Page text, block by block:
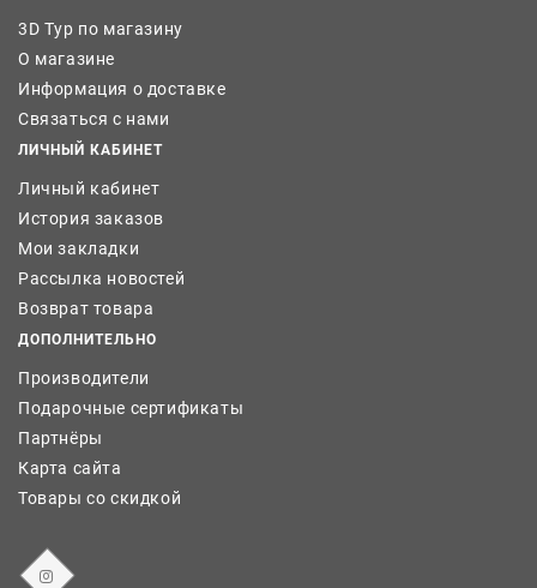
3D Тур по магазину
О магазине
Информация о доставке
Связаться с нами
ЛИЧНЫЙ КАБИНЕТ
Личный кабинет
История заказов
Мои закладки
Рассылка новостей
Возврат товара
ДОПОЛНИТЕЛЬНО
Производители
Подарочные сертификаты
Партнёры
Карта сайта
Товары со скидкой